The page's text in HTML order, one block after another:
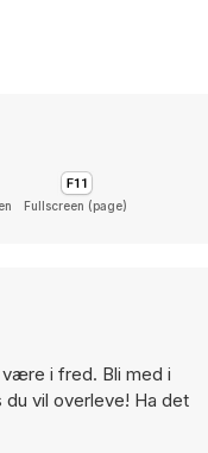
Fullscreen (page)
i fred. Bli med i
vil overleve! Ha det